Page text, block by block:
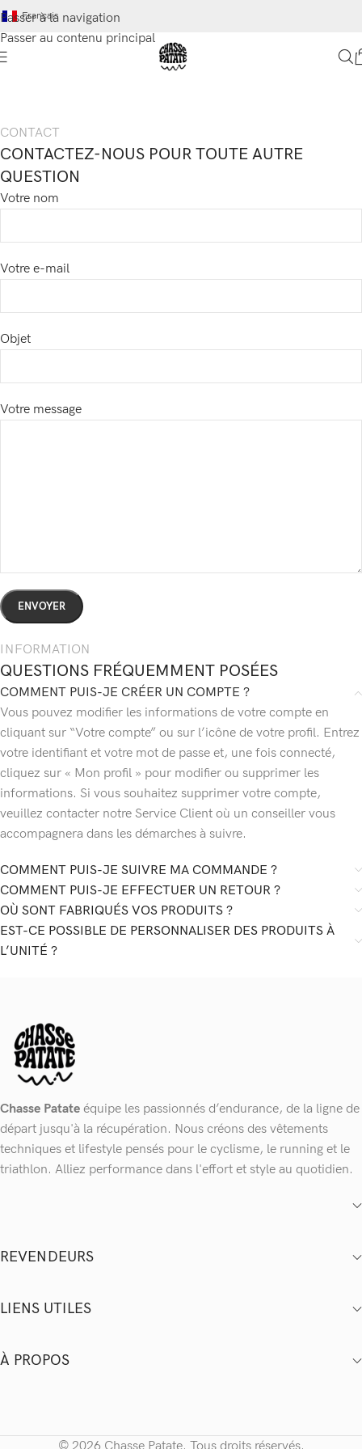
Passer à la navigation
Passer au contenu principal
Français
INFORMATION
QUESTIONS FRÉQUEMMENT POSÉES
COMMENT PUIS-JE CRÉER UN COMPTE ?
Vous pouvez modifier les informations de votre compte en
cliquant sur “Votre compte” ou sur l’icône de votre profil. Entrez
votre identifiant et votre mot de passe et, une fois connecté,
cliquez sur « Mon profil » pour modifier ou supprimer les
informations. Si vous souhaitez supprimer votre compte,
veuillez contacter notre Service Client où un conseiller vous
accompagnera dans les démarches à suivre.
COMMENT PUIS-JE SUIVRE MA COMMANDE ?
COMMENT PUIS-JE EFFECTUER UN RETOUR ?
OÙ SONT FABRIQUÉS VOS PRODUITS ?
EST-CE POSSIBLE DE PERSONNALISER DES PRODUITS À
L’UNITÉ ?
CONTACT
CONTACTEZ-NOUS POUR TOUTE AUTRE
QUESTION
Votre nom
Votre e-mail
Objet
Votre message
Chasse Patate équipe les passionnés d’endurance, de la ligne de
départ jusqu'à la récupération. Nous créons des vêtements
techniques et lifestyle pensés pour le cyclisme, le running et le
triathlon. Alliez performance dans l'effort et style au quotidien.
REVENDEURS
LIENS UTILES
À PROPOS